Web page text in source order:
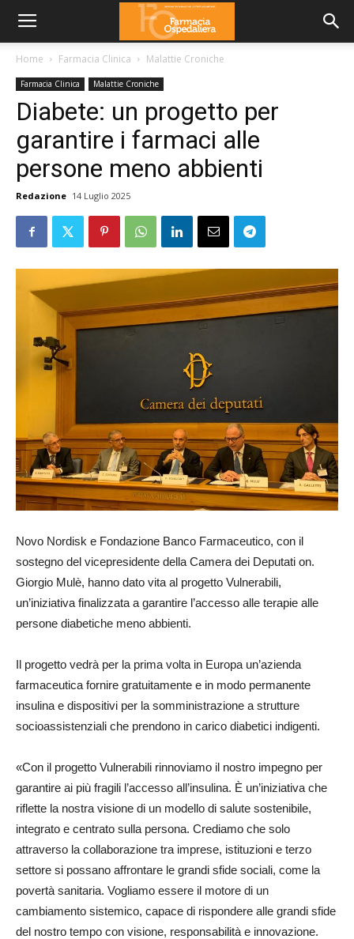
Home Farmacia Clinica Malattie Croniche
Farmacia Clinica Malattie Croniche
Diabete: un progetto per
garantire i farmaci alle
persone meno abbienti
Redazione 14 Luglio 2025
Novo Nordisk e Fondazione Banco Farmaceutico, con il
sostegno del vicepresidente della Camera dei Deputati on.
Giorgio Mulè, hanno dato vita al progetto Vulnerabili,
un’iniziativa finalizzata a garantire l’accesso alle terapie alle
persone diabetiche meno abbienti.
Il progetto vedrà per la prima volta in Europa un’azienda
farmaceutica fornire gratuitamente e in modo permanente
insulina e dispositivi per la somministrazione a strutture
socioassistenziali che prendono in carico diabetici indigenti.
«Con il progetto Vulnerabili rinnoviamo il nostro impegno per
garantire ai più fragili l’accesso all’insulina. È un’iniziativa che
riflette la nostra visione di un modello di salute sostenibile,
integrato e centrato sulla persona. Crediamo che solo
attraverso la collaborazione tra imprese, istituzioni e terzo
settore si possano affrontare le grandi sfide sociali, come la
povertà sanitaria. Vogliamo essere il motore di un
cambiamento sistemico, capace di rispondere alle grandi sfide
del nostro tempo con visione, responsabilità e innovazione.